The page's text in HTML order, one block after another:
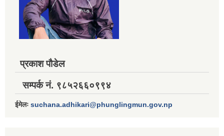
प्रकाश पौडेल
सम्पर्क नं. ९८५२६६०९९४
ईमेलः suchana.adhikari@phunglingmun.gov.np